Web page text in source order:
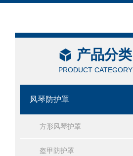
产品分类
PRODUCT CATEGORY
风琴防护罩
方形风琴护罩
盔甲防护罩